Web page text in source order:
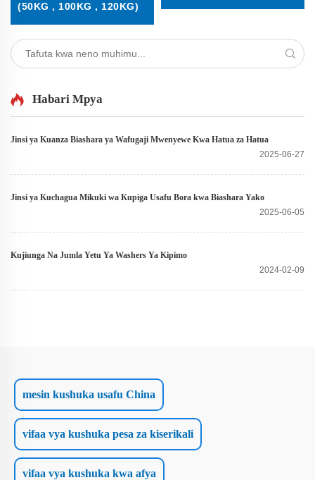
(50KG , 100KG , 120KG)
Habari Mpya
Jinsi ya Kuanza Biashara ya Wafugaji Mwenyewe Kwa Hatua za Hatua
2025-06-27
Jinsi ya Kuchagua Mikuki wa Kupiga Usafu Bora kwa Biashara Yako
2025-06-05
Kujiunga Na Jumla Yetu Ya Washers Ya Kipimo
2024-02-09
mesin kushuka usafu China
vifaa vya kushuka pesa za kiserikali
vifaa vya kushuka kwa afya